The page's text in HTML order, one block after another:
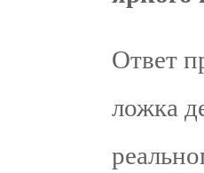
Ответ
ложка